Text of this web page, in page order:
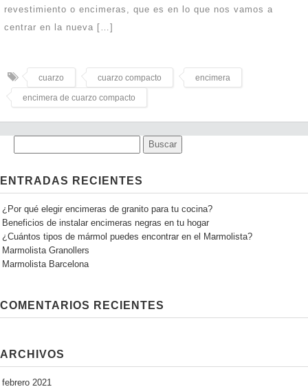
revestimiento o encimeras, que es en lo que nos vamos a
centrar en la nueva […]
cuarzo cuarzo compacto encimera
encimera de cuarzo compacto
ENTRADAS RECIENTES
¿Por qué elegir encimeras de granito para tu cocina?
Beneficios de instalar encimeras negras en tu hogar
¿Cuántos tipos de mármol puedes encontrar en el Marmolista?
Marmolista Granollers
Marmolista Barcelona
COMENTARIOS RECIENTES
ARCHIVOS
febrero 2021